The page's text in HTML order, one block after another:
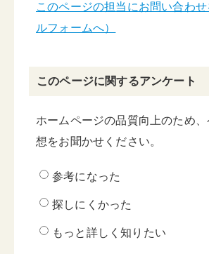
このページの担当にお問い合わ
ルフォームへ）
このページに関するアンケート
ホームページの品質向上のため
想をお聞かせください。
参考になった
探しにくかった
もっと詳しく知りたい